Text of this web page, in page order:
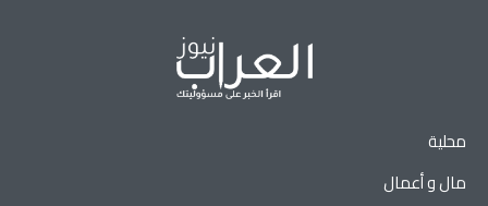
محلية
مال و أعمال